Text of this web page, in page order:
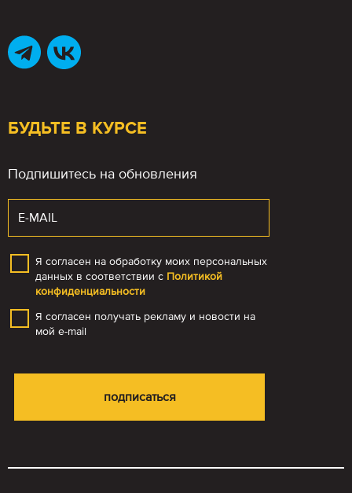
БУДЬТЕ В КУРСЕ
Подпишитесь на обновления
Я согласен на обработку моих персональных
данных в соответствии с Политикой
конфиденциальности
Я согласен получать рекламу и новости на
мой e-mail